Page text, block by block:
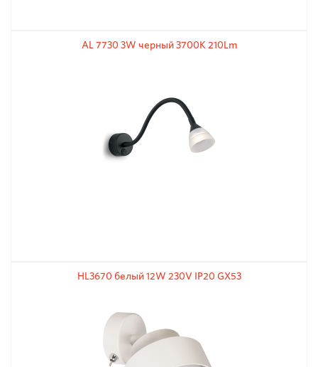
AL 7730 3W черный 3700К 210Lm
HL3670 белый 12W 230V IP20 GX53